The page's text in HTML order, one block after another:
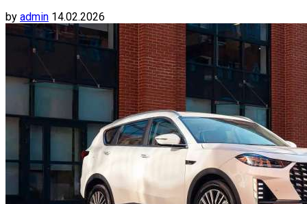
by admin 14.02.2026